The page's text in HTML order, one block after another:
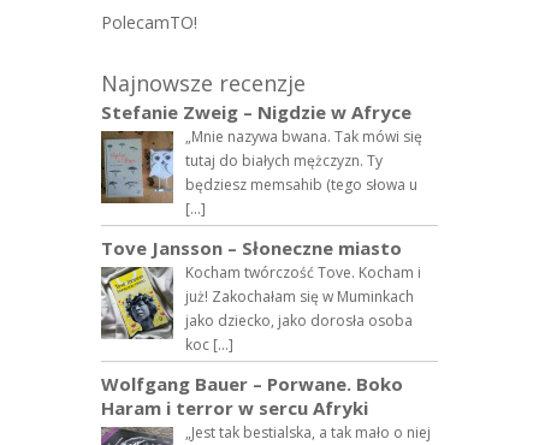
PolecamTO!
Najnowsze recenzje
Stefanie Zweig – Nigdzie w Afryce
„Mnie nazywa bwana. Tak mówi się
tutaj do białych mężczyzn. Ty
będziesz memsahib (tego słowa u
[…]
Tove Jansson – Słoneczne miasto
Kocham twórczość Tove. Kocham i
już! Zakochałam się w Muminkach
jako dziecko, jako dorosła osoba
koc […]
Wolfgang Bauer – Porwane. Boko
Haram i terror w sercu Afryki
„Jest tak bestialska, a tak mało o niej